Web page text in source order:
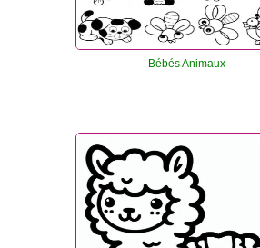
Bébés Animaux